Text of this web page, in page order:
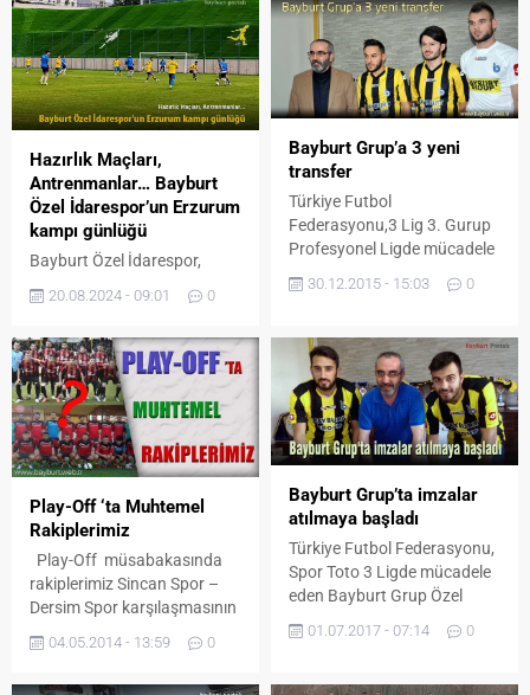
Hazırlık Maçları,
Antrenmanlar… Bayburt
Özel İdarespor’un Erzurum
kampı günlüğü
Bayburt Özel İdarespor,
2024-2025 sezonuna iddialı
bir başlangıç yapmak için
Merkezi'nde yoğun bir
tempoda çalışmalarını
sürdürüyor. Teknik Sorumlu
Cevdet Uzunköprü
yönetimindeki takım, günde
çift antrenmanla fiziksel ve
taktiksel olarak kendisini
geliştiriyor.
20.08.2024 - 09:01 0
Bayburt Grup’a 3 yeni
transfer
Türkiye Futbol
Federasyonu,3 Lig 3. Gurup
Profesyonel Ligde mücadele
İdare Gençlik ve
transfer çalışmaları tüm
hızıyla devam ediyor.
Bayburt Grup Özel İdare
Spor tesislerinde takıma yeni
katılan 3 futbolcunun imza
töreninde konuşan
Bayburt Grup Özel İdare
Gençlik ve Spor Kulüp
Başkanı Hikmet Şentürk; bu
oyunculardan ayrı 3 yeni
transfer daha...
30.12.2015 - 15:03 0
Play-Off ‘ta Muhtemel
Rakiplerimiz
Play-Off müsabakasında
rakiplerimiz Sincan Spor –
Dersim Spor karşılaşmasının
Mayıs’ta oynanan Sincan
04.05.2014 - 13:59 0
Bayburt Grup’ta imzalar
atılmaya başladı
Türkiye Futbol Federasyonu,
Spor Toto 3 Ligde mücadele
eden Bayburt Grup Özel
Kulübünde transfer
devam ediyor. TFF 3 Lig de
01.07.2017 - 07:14 0